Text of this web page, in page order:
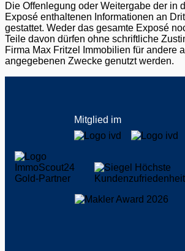
Die Offenlegung oder Weitergabe der in
Exposé enthaltenen Informationen an
gestattet. Weder das gesamte Exposé
Teile davon dürfen ohne schriftliche
Firma Max Fritzel Immobilien für andere
angegebenen Zwecke genutzt werden.
Mitglied im